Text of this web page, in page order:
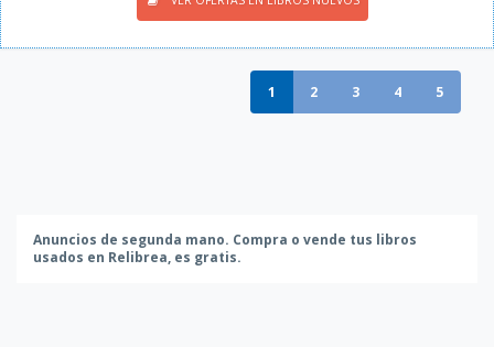
1 2 3 4 5
Anuncios de segunda mano. Compra o vende tus libros
usados en Relibrea, es gratis.